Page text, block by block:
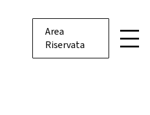
Area
Riservata